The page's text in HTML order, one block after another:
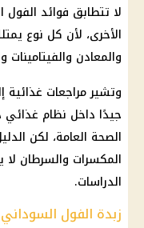
لا تتطابق فوائد
الأخرى، لأن كل نوع
والمعادن والفيتامينات
وتشير مراجعات غذائية
جيدًا داخل نظام
الصحة العامة، لكن
المكسرات والسرطان لا
الدراسات.
زبدة الفول